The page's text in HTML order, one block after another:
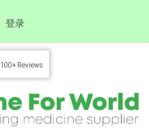
登录
100+ Reviews